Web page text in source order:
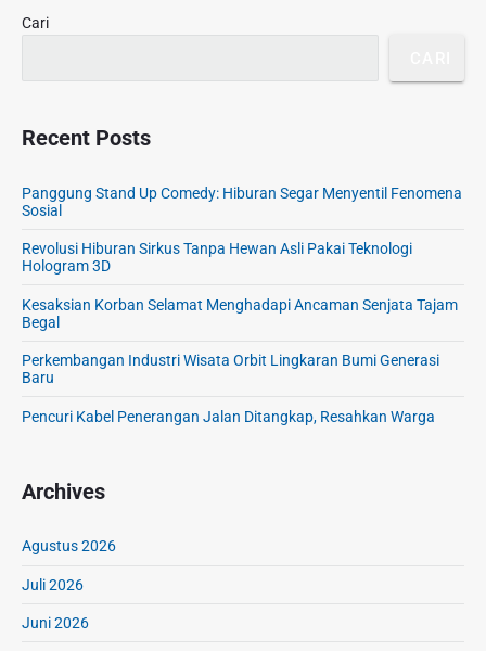
d
e
B
l
b
i
h
e
A
T
r
r
Cari
Recent Posts
Panggung Stand Up Comedy: Hiburan Segar Menyentil Fenomena
Sosial
Revolusi Hiburan Sirkus Tanpa Hewan Asli Pakai Teknologi
Hologram 3D
Kesaksian Korban Selamat Menghadapi Ancaman Senjata Tajam
Begal
Perkembangan Industri Wisata Orbit Lingkaran Bumi Generasi
Baru
Pencuri Kabel Penerangan Jalan Ditangkap, Resahkan Warga
Archives
Agustus 2026
Juli 2026
Juni 2026